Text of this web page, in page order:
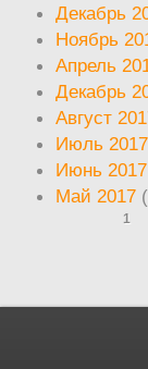
Декабрь
Ноябрь
Апрель
Декабрь
Август
Июль 2017
Июнь 2017
Май 2017
1